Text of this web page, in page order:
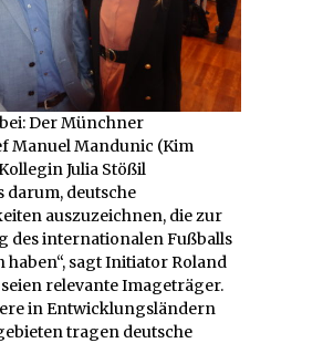
Der Münchner
Manuel Mandunic (Kim
Julia Stößil
darum, deutsche
auszuzeichnen, die zur
des internationalen Fußballs
haben“, sagt Initiator Roland
relevante Imageträger.
in Entwicklungsländern
tragen deutsche